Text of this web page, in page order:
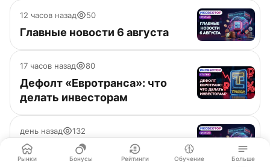
12 часов назад 50
Главные новости 6 августа
17 часов назад 80
Дефолт «Евротранса»: что
делать инвесторам
день назад 132
Главные новости 5 августа
Рынки Бонусы Рейтинги Обучение Больше